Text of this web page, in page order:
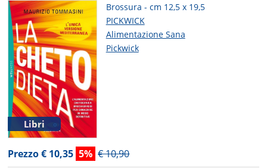
Libri
Brossura - cm 12,5 x 19,5
PICKWICK
Alimentazione Sana
Pickwick
Prezzo € 10,35 5% € 10,90